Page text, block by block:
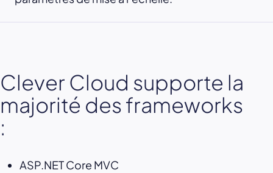
Clever Cloud supporte la
majorité des frameworks
:
ASP.NET Core MVC